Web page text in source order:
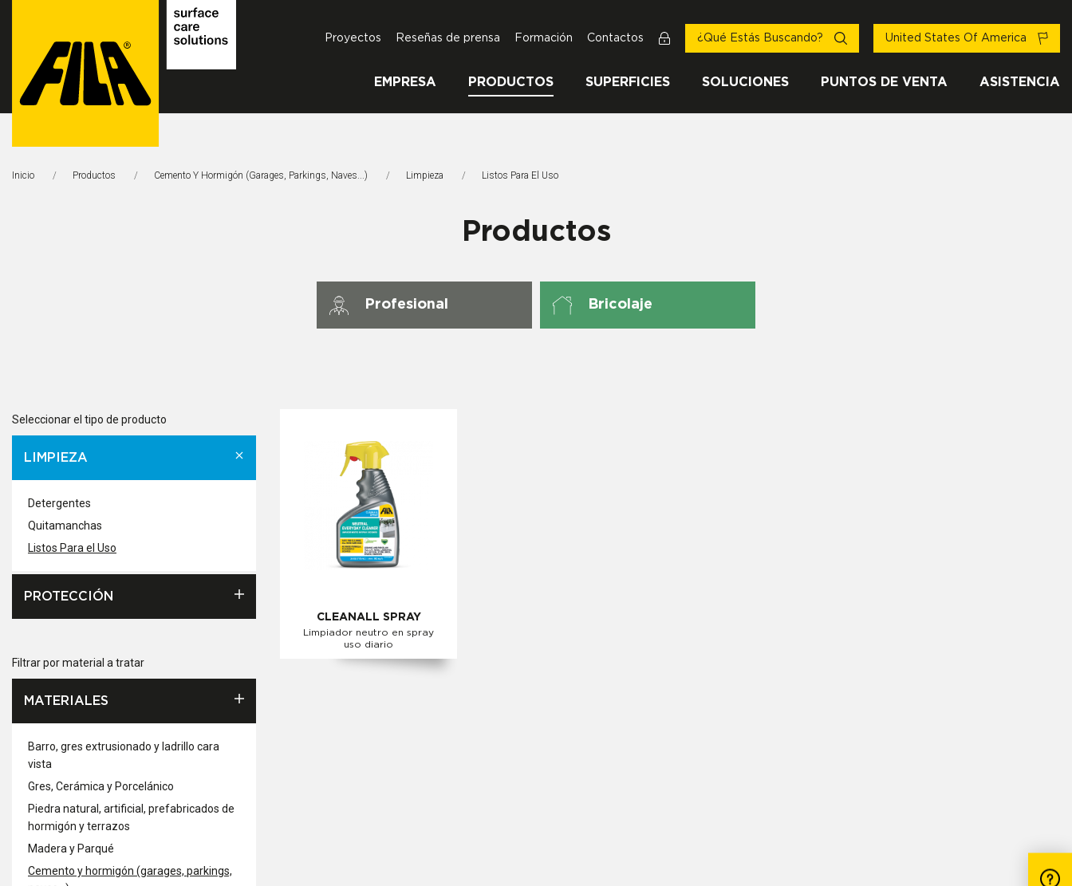
Solutions
EMPRESA PRODUCTOS SUPERFICIES SOLUCIONES PUNTOS DE VENTA ASISTENCIA
Proyectos Reseñas de prensa Formación Contactos ¿Qué Estás Buscando? United States Of America
Inicio Productos Cemento Y Hormigón (garages, Parkings, Naves...) Limpieza Página Actual:
Listos Para El Uso
Productos
Profesional Bricolaje
Seleccionar el tipo de producto
LIMPIEZA
Detergentes
Quitamanchas
Listos Para el Uso
PROTECCIÓN
Filtrar por material a tratar
MATERIALES
Barro, gres extrusionado y ladrillo cara
vista
Gres, Cerámica y Porcelánico
Piedra natural, artificial, prefabricados de
hormigón y terrazos
Madera y Parqué
Cemento y hormigón (garages, parkings,
CLEANALL SPRAY
Limpiador neutro en spray
uso diario